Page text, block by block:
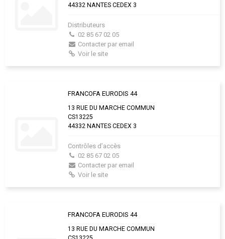
44332 NANTES CEDEX 3
Distributeurs
02 85 67 02 05
Contacter par email
Voir le site
FRANCOFA EURODIS 44
13 RUE DU MARCHE COMMUN
CS13225
44332 NANTES CEDEX 3
Contrôles d’accès
02 85 67 02 05
Contacter par email
Voir le site
FRANCOFA EURODIS 44
13 RUE DU MARCHE COMMUN